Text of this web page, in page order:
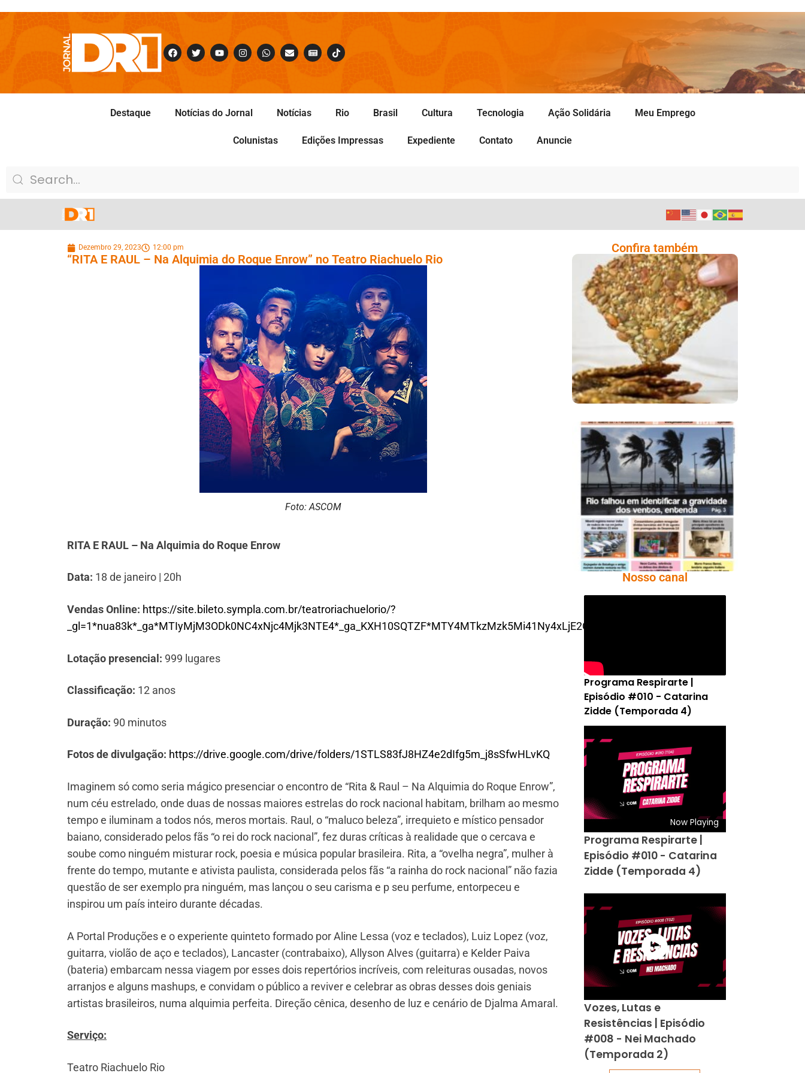
Destaque Notícias do Jornal Notícias Rio Brasil Cultura Tecnologia Ação Solidária Meu Emprego
Colunistas Edições Impressas Expediente Contato Anuncie
Dezembro 29, 2023 12:00 pm
“RITA E RAUL – Na Alquimia do Roque Enrow” no Teatro Riachuelo Rio
Foto: ASCOM
RITA E RAUL – Na Alquimia do Roque Enrow
Data: 18 de janeiro | 20h
Vendas Online: https://site.bileto.sympla.com.br/teatroriachuelorio/?
_gl=1*nua83k*_ga*MTIyMjM3ODk0NC4xNjc4Mjk3NTE4*_ga_KXH10SQTZF*MTY4MTkzMzk5Mi41Ny4xLjE2ODE5MzUxNTguMC4wLjA
Lotação presencial: 999 lugares
Classificação: 12 anos
Duração: 90 minutos
Fotos de divulgação: https://drive.google.com/drive/folders/1STLS83fJ8HZ4e2dIfg5m_j8sSfwHLvKQ
Imaginem só como seria mágico presenciar o encontro de “Rita & Raul – Na Alquimia do Roque Enrow”,
num céu estrelado, onde duas de nossas maiores estrelas do rock nacional habitam, brilham ao mesmo
tempo e iluminam a todos nós, meros mortais. Raul, o “maluco beleza”, irrequieto e místico pensador
baiano, considerado pelos fãs “o rei do rock nacional”, fez duras críticas à realidade que o cercava e
soube como ninguém misturar rock, poesia e música popular brasileira. Rita, a “ovelha negra”, mulher à
frente do tempo, mutante e ativista paulista, considerada pelos fãs “a rainha do rock nacional” não fazia
questão de ser exemplo pra ninguém, mas lançou o seu carisma e p seu perfume, entorpeceu e
inspirou um país inteiro durante décadas.
A Portal Produções e o experiente quinteto formado por Aline Lessa (voz e teclados), Luiz Lopez (voz,
guitarra, violão de aço e teclados), Lancaster (contrabaixo), Allyson Alves (guitarra) e Kelder Paiva
(bateria) embarcam nessa viagem por esses dois repertórios incríveis, com releituras ousadas, novos
arranjos e alguns mashups, e convidam o público a reviver e celebrar as obras desses dois geniais
artistas brasileiros, numa alquimia perfeita. Direção cênica, desenho de luz e cenário de Djalma Amaral.
Serviço:
Teatro Riachuelo Rio
Confira também
Comer Bem: Cracker
De Sementes
Ano X – Número 366
01 A 07 De Agosto De
2026
Nosso canal
Programa Respirarte |
Episódio #010 - Catarina
Zidde (Temporada 4)
Now Playing
Programa Respirarte |
Episódio #010 - Catarina
Zidde (Temporada 4)
Vozes, Lutas e
Resistências | Episódio
#008 - Nei Machado
(Temporada 2)